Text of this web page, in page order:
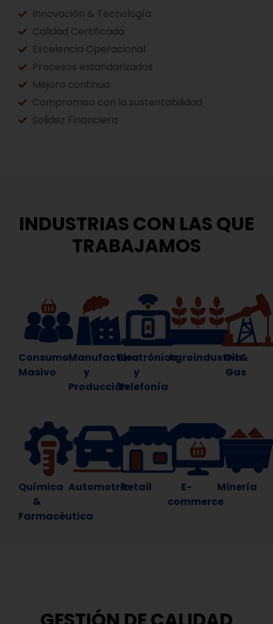
Innovación & Tecnología
Calidad Certificada
Excelencia Operacional
Procesos estandarizados
Mejora continua
Compromiso con la sustentabilidad
Solidez Financiera
INDUSTRIAS CON LAS QUE
TRABAJAMOS
Consumo
Masivo
Manufactura
y
Producción
Electrónica
y
Telefonía
Agroindustria
Oil &
Gas
Química
&
Farmacéutica
AutomotrizRetail
E-
commerce
Minería